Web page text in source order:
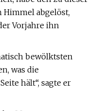
Himmel abgelöst,
Vorjahre ihn
bewölktsten
was die
hält“, sagte er